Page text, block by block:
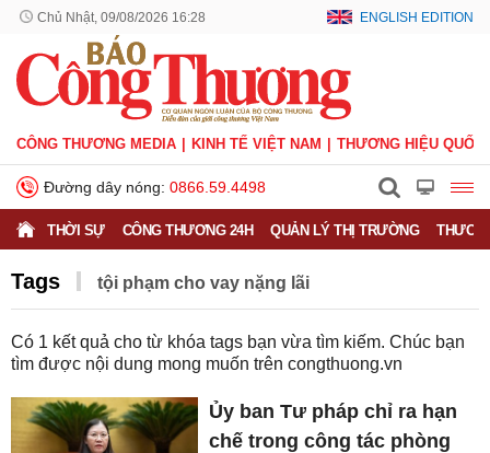
Chủ Nhật, 09/08/2026 16:28 ENGLISH EDITION
CÔNG THƯƠNG MEDIA KINH TẾ VIỆT NAM THƯƠNG HIỆU QUỐC
Đường dây nóng: 0866.59.4498
THỜI SỰ CÔNG THƯƠNG 24H QUẢN LÝ THỊ TRƯỜNG
Tags tội phạm cho vay nặng lãi
Có 1 kết quả cho từ khóa tags bạn vừa tìm kiếm. Chúc bạn
tìm được nội dung mong muốn trên congthuong.vn
Ủy ban Tư pháp chỉ ra hạn
chế trong công tác phòng